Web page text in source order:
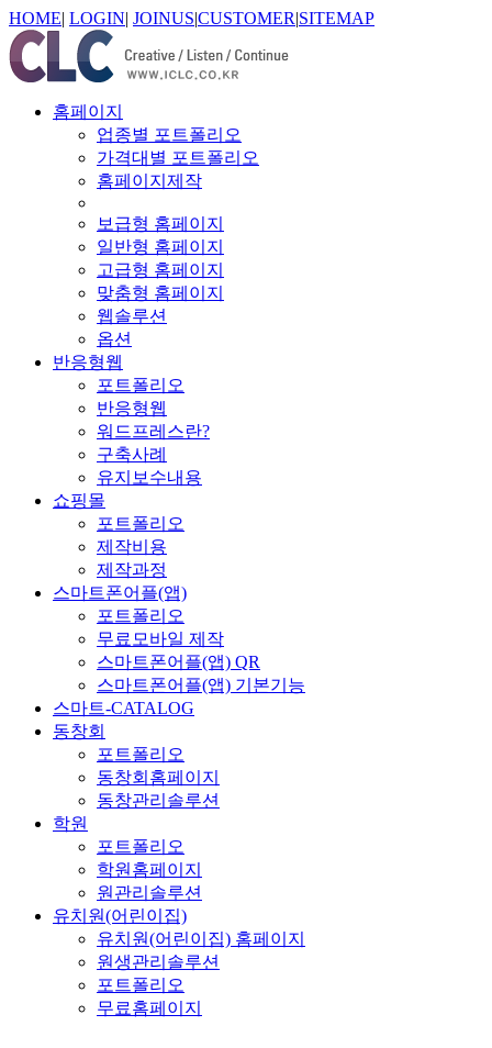
HOME| LOGIN| JOINUS|CUSTOMER|SITEMAP
홈페이지
업종별 포트폴리오
가격대별 포트폴리오
홈페이지제작
보급형 홈페이지
일반형 홈페이지
고급형 홈페이지
맞춤형 홈페이지
웹솔루션
옵션
반응형웹
포트폴리오
반응형웹
워드프레스란?
구축사례
유지보수내용
쇼핑몰
포트폴리오
제작비용
제작과정
스마트폰어플(앱)
포트폴리오
무료모바일 제작
스마트폰어플(앱) QR
스마트폰어플(앱) 기본기능
스마트-CATALOG
동창회
포트폴리오
동창회홈페이지
동창관리솔루션
학원
포트폴리오
학원홈페이지
원관리솔루션
유치원(어린이집)
유치원(어린이집) 홈페이지
원생관리솔루션
포트폴리오
무료홈페이지